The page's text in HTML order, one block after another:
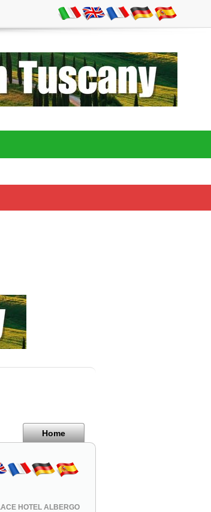
Home
HOTEL ALBERGO